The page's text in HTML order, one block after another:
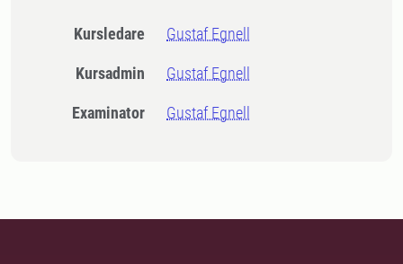
Kursledare Gustaf Egnell
Kursadmin Gustaf Egnell
Examinator Gustaf Egnell